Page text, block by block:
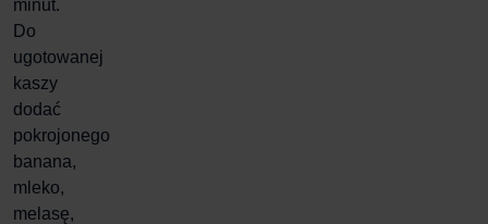
minut.
Do
ugotowanej
kaszy
dodać
pokrojonego
banana,
mleko,
melasę,